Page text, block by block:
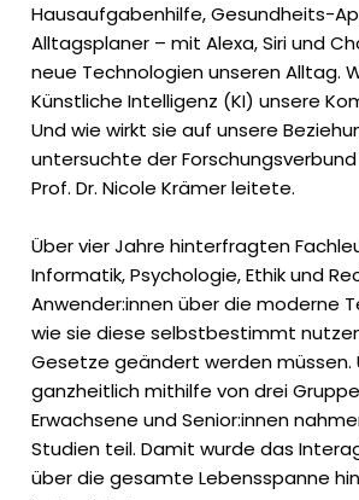
Hausaufgabenhilfe, Gesundheits-
Alltagsplaner – mit Alexa, Siri und
neue Technologien unseren Alltag.
Künstliche Intelligenz (KI) unsere
Und wie wirkt sie auf unsere
untersuchte der Forschungsverbund
Prof. Dr. Nicole Krämer leitete.
Über vier Jahre hinterfragten
Informatik, Psychologie, Ethik und
Anwender:innen über die moderne
wie sie diese selbstbestimmt
Gesetze geändert werden müssen.
ganzheitlich mithilfe von drei
Erwachsene und Senior:innen
Studien teil. Damit wurde das
über die gesamte Lebensspanne